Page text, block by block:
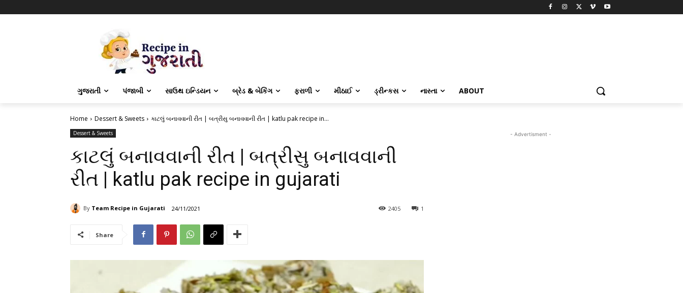
ગુજરાતી પંજાબી સાઉથ ઇન્ડિયન બ્રેડ & બેકિંગ ફરાળી મીઠાઈ ડ્રીન્કસ નાસ્તા ABOUT
Home Dessert & Sweets કાટલું બનાવવાની રીત | બત્રીસુ બનાવવાની રીત | katlu pak recipe in...
Dessert & Sweets
કાટલું બનાવવાની રીત | બત્રીસુ બનાવવાની
રીત | katlu pak recipe in gujarati
By Team Recipe in Gujarati 24/11/2021 1
2405
Share
- Advertisment -